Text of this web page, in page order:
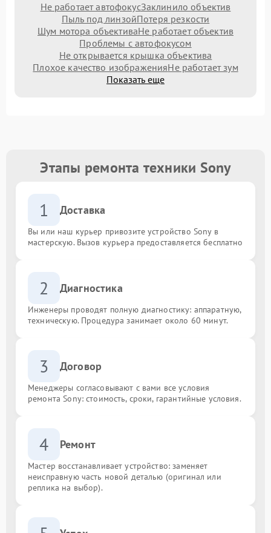
Не работает автофокусЗаклинило объектив
Пыль под линзойПотеря резкости
Шум мотора объективаНе работает объектив
Проблемы с автофокусом
Не открывается крышка объектива
Плохое качество изображенияНе работает зум
Показать еще
Этапы ремонта техники Sony
1 Доставка
Вы или наш курьер привозите устройство Sony в
мастерскую. Вызов курьера предоставляется бесплатно
2 Диагностика
Инженеры проводят полную диагностику: аппаратную,
техническую. Процедура занимает около 60 минут.
3 Договор
Менеджеры согласовывают с вами все условия
ремонта Sony: стоимость, сроки, гарантийные условия.
4 Ремонт
Мастер восстанавливает устройство: заменяет
неисправную часть новой деталью (оригинал или
реплика на выбор).